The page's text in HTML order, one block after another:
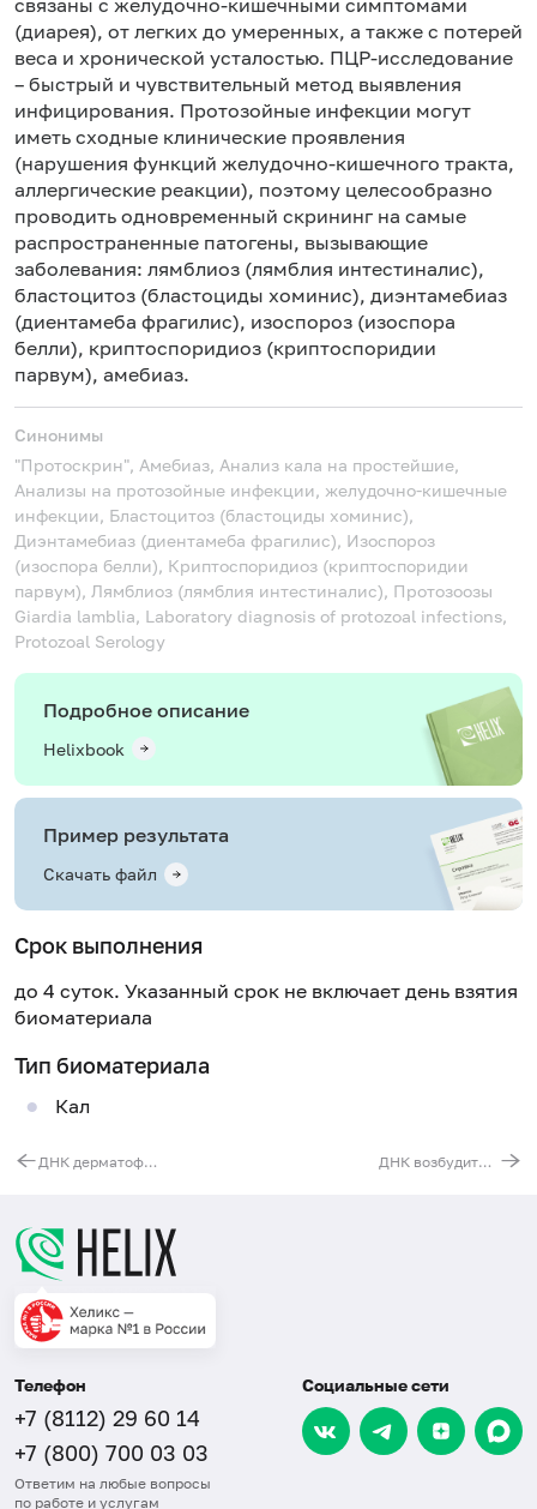
(диарея), от легких до умеренных, а также с потерей
веса и хронической усталостью. ПЦР-исследование
– быстрый и чувствительный метод выявления
инфицирования. Протозойные инфекции могут
иметь сходные клинические проявления
(нарушения функций желудочно-кишечного тракта,
аллергические реакции), поэтому целесообразно
проводить одновременный скрининг на самые
распространенные патогены, вызывающие
заболевания: лямблиоз (лямблия интестиналис),
бластоцитоз (бластоциды хоминис), диэнтамебиаз
(диентамеба фрагилис), изоспороз (изоспора
белли), криптоспоридиоз (криптоспоридии
парвум), амебиаз.
Синонимы
"Протоскрин", Амебиаз, Анализ кала на простейшие,
Анализы на протозойные инфекции, желудочно-кишечные
инфекции, Бластоцитоз (бластоциды хоминис),
Диэнтамебиаз (диентамеба фрагилис), Изоспороз
(изоспора белли), Криптоспоридиоз (криптоспоридии
парвум), Лямблиоз (лямблия интестиналис), Протозоозы
Giardia lamblia, Laboratory diagnosis of protozoal infections,
Protozoal Serology
Подробное описание
Helixbook
Пример результата
Скачать файл
Срок выполнения
до 4 суток. Указанный срок не включает день взятия
биоматериала
Тип биоматериала
Кал
ДНК дерматофитов (Trichophyton, Epidermophyton, Microsporum) ДНК возбудителей гельминтозов (Ascaris lumbricoides, Enterobius vermicularis, Opisthorchis felineus, Taenia solium, Diphyllobothrium latum), реал-тайм ПЦР
Телефон
+7 (8112) 29 60 14
+7 (800) 700 03 03
Ответим на любые вопросы
по работе и услугам
Социальные сети